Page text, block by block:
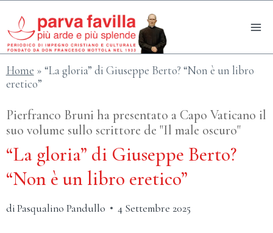
contenuto
Home » “La gloria” di Giuseppe Berto? “Non è un libro
eretico”
Pierfranco Bruni ha presentato a Capo Vaticano il
suo volume sullo scrittore de "Il male oscuro"
“La gloria” di Giuseppe Berto?
“Non è un libro eretico”
diPasqualino Pandullo 4 Settembre 2025